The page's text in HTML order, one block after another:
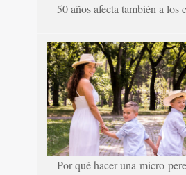
50 años afecta también a los
Por qué hacer una micro-